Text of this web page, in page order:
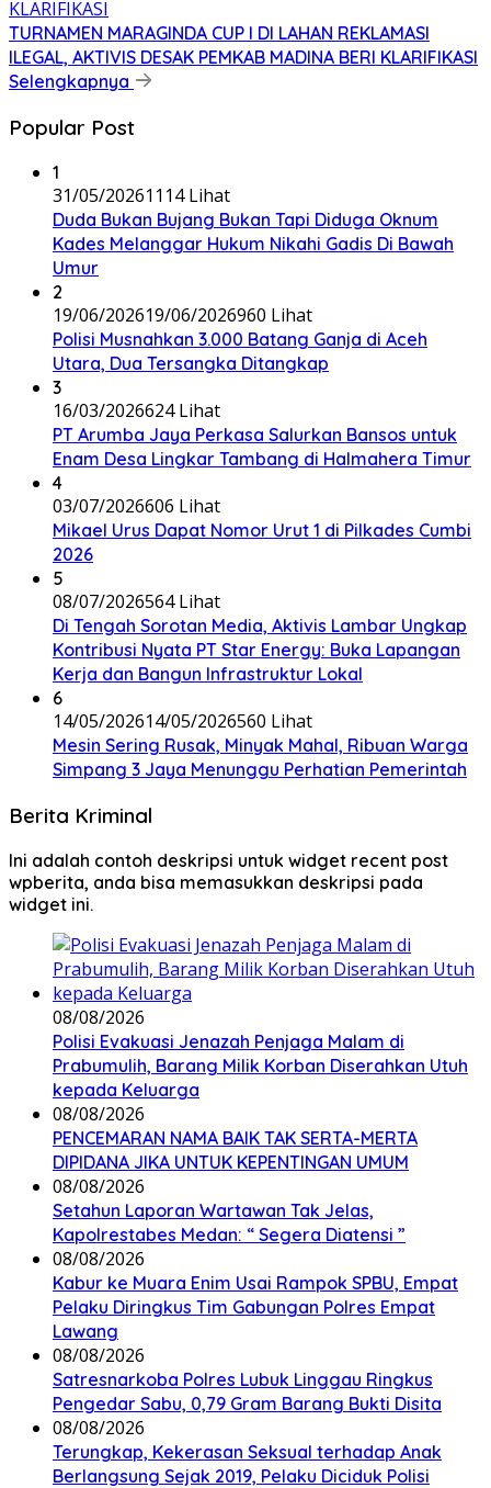
TURNAMEN MARAGINDA CUP I DI LAHAN REKLAMASI
ILEGAL, AKTIVIS DESAK PEMKAB MADINA BERI KLARIFIKASI
Selengkapnya
Popular Post
1
31/05/20261114 Lihat
Duda Bukan Bujang Bukan Tapi Diduga Oknum
Kades Melanggar Hukum Nikahi Gadis Di Bawah
Umur
2
19/06/202619/06/2026960 Lihat
Polisi Musnahkan 3.000 Batang Ganja di Aceh
Utara, Dua Tersangka Ditangkap
3
16/03/2026624 Lihat
PT Arumba Jaya Perkasa Salurkan Bansos untuk
Enam Desa Lingkar Tambang di Halmahera Timur
4
03/07/2026606 Lihat
Mikael Urus Dapat Nomor Urut 1 di Pilkades Cumbi
2026
5
08/07/2026564 Lihat
Di Tengah Sorotan Media, Aktivis Lambar Ungkap
Kontribusi Nyata PT Star Energy: Buka Lapangan
Kerja dan Bangun Infrastruktur Lokal
6
14/05/202614/05/2026560 Lihat
Mesin Sering Rusak, Minyak Mahal, Ribuan Warga
Simpang 3 Jaya Menunggu Perhatian Pemerintah
Berita Kriminal
Ini adalah contoh deskripsi untuk widget recent post
wpberita, anda bisa memasukkan deskripsi pada
widget ini.
08/08/2026
Polisi Evakuasi Jenazah Penjaga Malam di
Prabumulih, Barang Milik Korban Diserahkan Utuh
kepada Keluarga
08/08/2026
PENCEMARAN NAMA BAIK TAK SERTA-MERTA
DIPIDANA JIKA UNTUK KEPENTINGAN UMUM
08/08/2026
Setahun Laporan Wartawan Tak Jelas,
Kapolrestabes Medan: “ Segera Diatensi ”
08/08/2026
Kabur ke Muara Enim Usai Rampok SPBU, Empat
Pelaku Diringkus Tim Gabungan Polres Empat
Lawang
08/08/2026
Satresnarkoba Polres Lubuk Linggau Ringkus
Pengedar Sabu, 0,79 Gram Barang Bukti Disita
08/08/2026
Terungkap, Kekerasan Seksual terhadap Anak
Berlangsung Sejak 2019, Pelaku Diciduk Polisi